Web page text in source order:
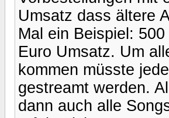
Umsatz dass ältere
Mal ein Beispiel:
Euro Umsatz. Um
kommen müsste
gestreamt werden.
dann auch alle